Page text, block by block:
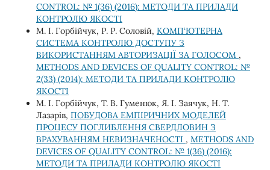
CONTROL: № 1(36) (2016): МЕТОДИ ТА ПРИЛАДИ
КОНТРОЛЮ ЯКОСТІ
М. І. Горбійчук, Р. Р. Соловій, КОМП‘ЮТЕРНА
СИСТЕМА КОНТРОЛЮ ДОСТУПУ З
ВИКОРИСТАННЯМ АВТОРИЗАЦІЇ ЗА ГОЛОСОМ ,
METHODS AND DEVICES OF QUALITY CONTROL: №
2(33) (2014): МЕТОДИ ТА ПРИЛАДИ КОНТРОЛЮ
ЯКОСТІ
М. І. Горбійчук, Т. В. Гуменюк, Я. І. Заячук, Н. Т.
Лазарів, ПОБУДОВА ЕМПІРИЧНИХ МОДЕЛЕЙ
ПРОЦЕСУ ПОГЛИБЛЕННЯ СВЕРДЛОВИН З
ВРАХУВАННЯМ НЕВИЗНАЧЕНОСТІ , METHODS AND
DEVICES OF QUALITY CONTROL: № 1(36) (2016):
МЕТОДИ ТА ПРИЛАДИ КОНТРОЛЮ ЯКОСТІ